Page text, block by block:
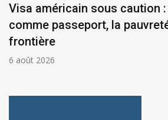
Visa américain sous caution
comme passeport, la
frontière
6 août 2026